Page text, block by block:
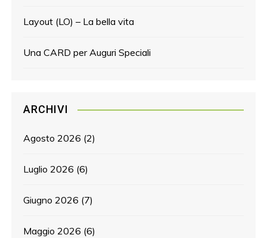
Layout (LO) – La bella vita
Una CARD per Auguri Speciali
ARCHIVI
Agosto 2026 (2)
Luglio 2026 (6)
Giugno 2026 (7)
Maggio 2026 (6)